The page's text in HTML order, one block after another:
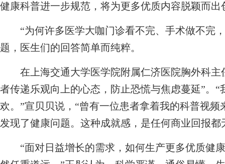
健康科普进一步规范，将为更多优质内容脱颖而出
“为何许多医学大咖门诊看不完、手术做不完，
题，医生们的回答简单而纯粹。
在上海交通大学医学院附属仁济医院胸外科主
者传递乐观向上的心态，防止恐慌与焦虑蔓延”。
欢。”宣贝贝说，“曾有一位患者拿着我的科普视
发现了健康问题。这种成就感，是任何商业回报都
“面对日益增长的需求，如何生产更多优质健